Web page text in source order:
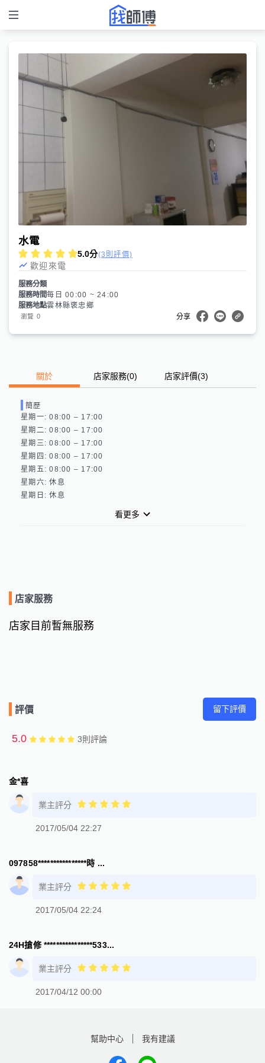
水電
5.0分(3則評價)
歡迎來電
服務分類
服務時間每日 00:00 ~ 24:00
服務地點雲林縣褒忠鄉
瀏覽 0 分享
關於 店家服務(0) 店家評價(3)
簡歷
星期一: 08:00 – 17:00
星期二: 08:00 – 17:00
星期三: 08:00 – 17:00
星期四: 08:00 – 17:00
星期五: 08:00 – 17:00
星期六: 休息
看更多
店家服務
店家目前暫無服務
評價 留下評價
5.0 3則評論
金*喜
業主評分
2017/05/04 22:27
097858****************時 ...
業主評分
2017/05/04 22:24
24H搶修 ****************533...
業主評分
2017/04/12 00:00
幫助中心 我有建議